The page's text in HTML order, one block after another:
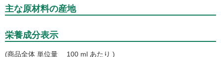
主な原材料の産地
栄養成分表示
(商品全体 単位量 100 ml あたり )